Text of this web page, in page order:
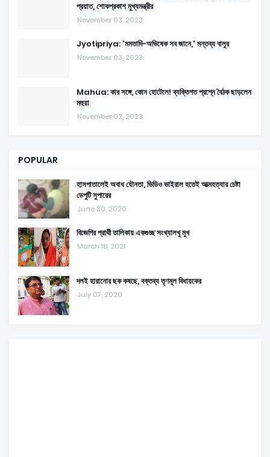
প্রয়াত, শোকপ্রকাশ মুখ্যমন্ত্রীর
November 03, 2023
Jyotipriya: 'মমতাদি-অভিষেক সব জানে,' মন্তব্য বালুর
November 03, 2023
Mahua: কার সঙ্গে, কোন হোটেলে! ব্যক্তিগত প্রশ্নে বৈঠক ছাড়লেন
মহুয়া
November 02, 2023
POPULAR
হাসপাতালেই অবাধ যৌনতা, ভিডিও ভাইরাল হতেই আত্মহত্যার চেষ্টা
ডেপুটি সুপারের
June 30, 2020
বিজেপির প্রার্থী তালিকায় একগুচ্ছ সংখ্যালখু মুখ
March 18, 2021
দলই হারানোর ছক কষছে, বক্তব্য তৃণমূল বিধায়কের
July 07, 2020